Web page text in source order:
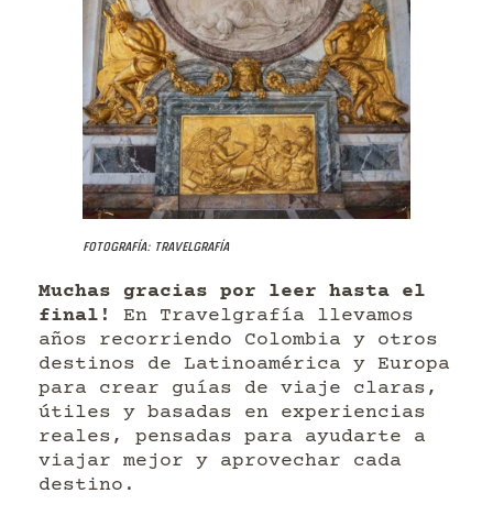
Fotografía: Travelgrafía
Muchas gracias por leer hasta el
final!
En Travelgrafía llevamos
años recorriendo Colombia y otros
destinos de Latinoamérica y Europa
para crear guías de viaje claras,
útiles y basadas en experiencias
reales, pensadas para ayudarte a
viajar mejor y aprovechar cada
destino.